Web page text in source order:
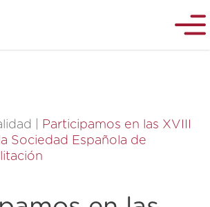
Participamos en las XVIII
Sociedad Española de